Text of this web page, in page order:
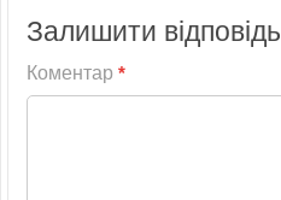
Залишити відповідь
Коментар *